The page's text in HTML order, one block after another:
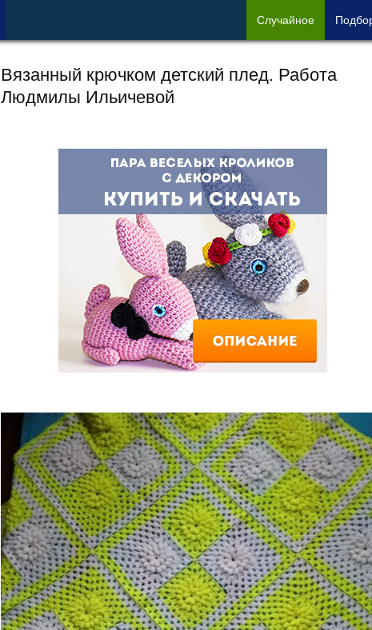
Вязанный крючком детский плед. Работа
Людмилы Ильичевой
Случайное Под